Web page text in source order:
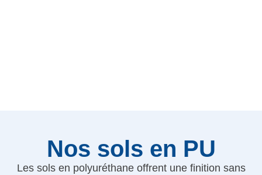
Nos sols en PU
Les sols en polyuréthane offrent une finition sans